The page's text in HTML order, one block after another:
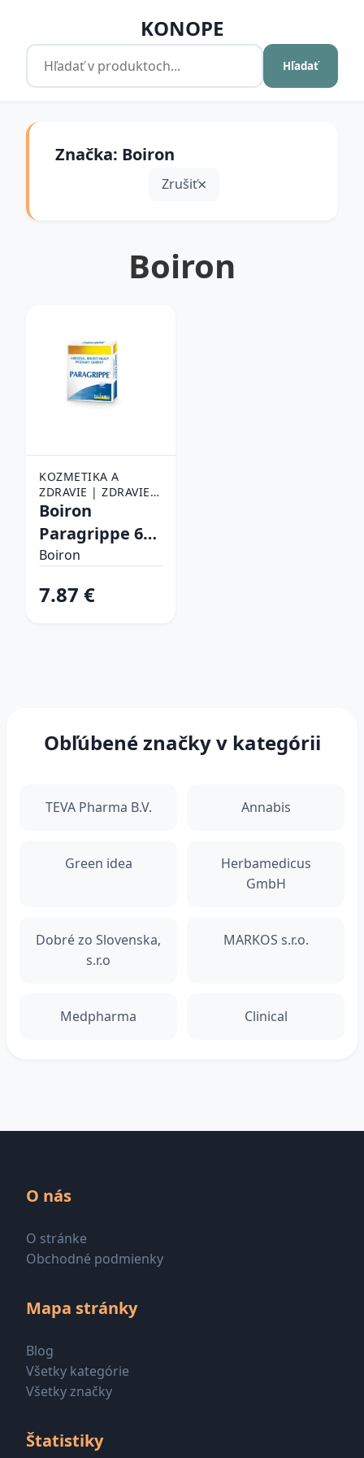
KONOPE
Hľadať
Značka: Boiron
Zrušiť
Boiron
KOZMETIKA A
ZDRAVIE | ZDRAVIE |
LIEKY, VITAMÍNY A
DOPLNKY | VOĽNE
PREDAJNÉ LIEKY
Boiron
Paragrippe 60
tabliet
Boiron
7.87 €
Obľúbené značky v kategórii
TEVA Pharma B.V. Annabis
Green idea
Herbamedicus
GmbH
Dobré zo Slovenska,
s.r.o
MARKOS s.r.o.
Medpharma Clinical
O nás
O stránke
Obchodné podmienky
Mapa stránky
Blog
Všetky kategórie
Všetky značky
Štatistiky